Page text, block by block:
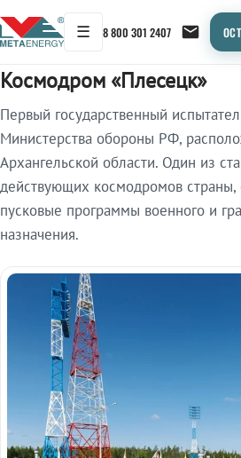
☰ 8 800 301 2407
Главная / Космодром
Космодром «Плесецк»
Первый государственный
Министерства обороны РФ,
Архангельской области. Один из
действующих космодромов
пусковые программы военного и
назначения.